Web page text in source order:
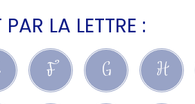
LA LETTRE :
F G H